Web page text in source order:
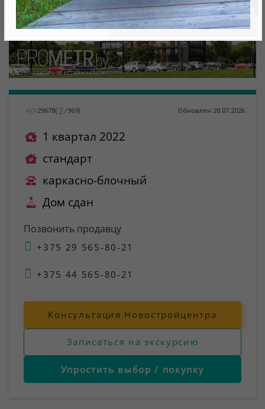
29678( 2 /969) Обновлен 28.07.2026
1 квартал 2022
стандарт
каркасно-блочный
Дом сдан
Позвонить продавцу
+375 29 565-80-21
+375 44 565-80-21
Консультация Новостройцентра
Записаться на экскурсию
Упростить выбор / покупку